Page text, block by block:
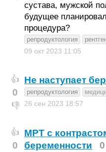
сустава, мужской
будущее
процедура?
репродуктология
09 окт 2023 11:05
👍
0
👎
Не наступает
репродуктология
26 сен 2023 18:57
👍
0
МРТ с
беременности